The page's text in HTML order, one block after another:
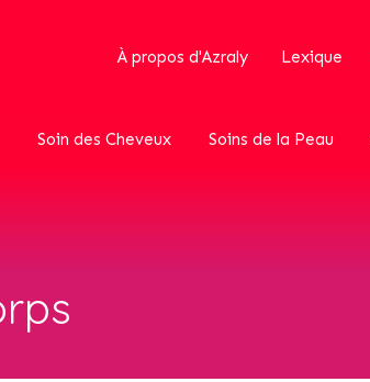
À propos d'Azraly Lexique
Soin des Cheveux Soins de la Peau